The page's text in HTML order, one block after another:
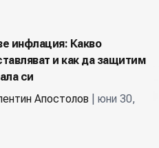
инфлация: Какво
и как да защитим
си
Апостолов | юни 30,